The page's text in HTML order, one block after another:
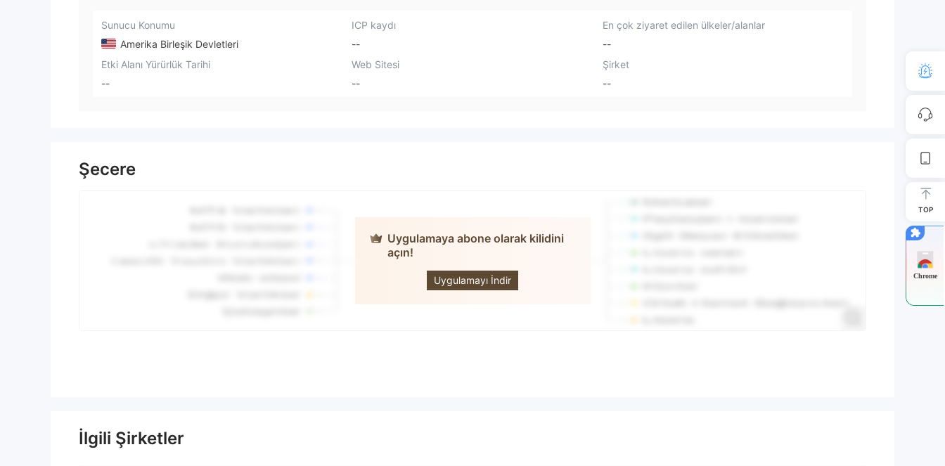
Sunucu Konumu
Amerika Birleşik Devletleri
ICP kaydı
--
En çok ziyaret edilen ülkeler/alanlar
--
Etki Alanı Yürürlük Tarihi
--
Web Sitesi
--
Şirket
--
Şecere
Uygulamaya abone olarak kilidini
açın!
Uygulamayı İndir
MARKETS
İlgili Şirketler
TOP
Chrome